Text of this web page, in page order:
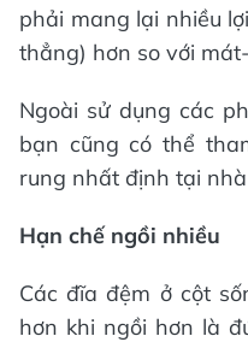
phải mang lại nhiều
thẳng) hơn so với
Ngoài sử dụng các
bạn cũng có thể
rung nhất định tại
Hạn chế ngồi nhiều
Các đĩa đệm ở cột
hơn khi ngồi hơn là